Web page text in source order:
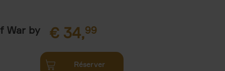
War by
€ 34,99
Réserver